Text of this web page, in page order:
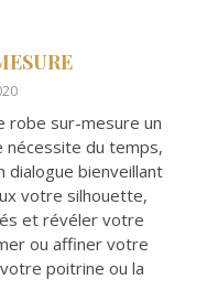
robe sur-mesure un
du temps,
dialogue bienveillant
votre silhouette,
et révéler votre
ou affiner votre
poitrine ou la